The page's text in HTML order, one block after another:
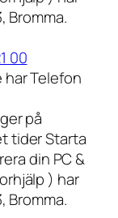
Bromma.
00
har Telefon
på
tider Starta
din PC &
) har
Bromma.